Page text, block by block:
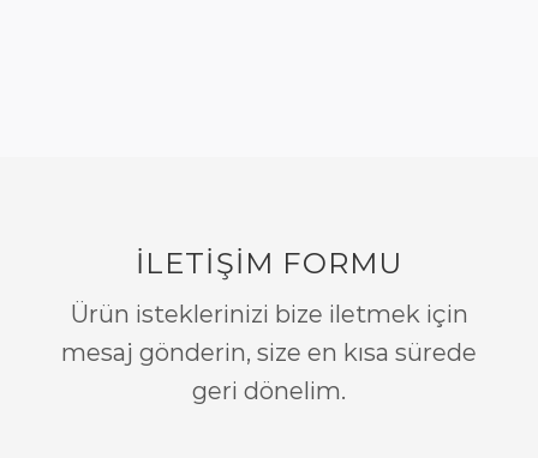
İLETİŞİM FORMU
Ürün isteklerinizi bize iletmek için
mesaj gönderin, size en kısa sürede
geri dönelim.